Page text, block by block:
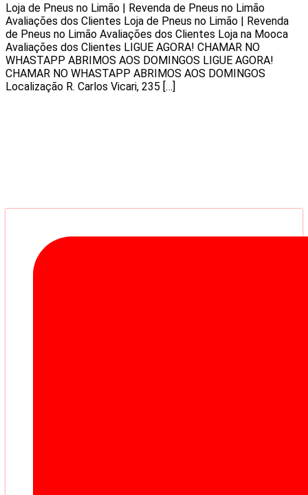
Loja de Pneus no Limão | Revenda de Pneus no Limão
Avaliações dos Clientes Loja de Pneus no Limão | Revenda
de Pneus no Limão Avaliações dos Clientes Loja na Mooca
Avaliações dos Clientes LIGUE AGORA! CHAMAR NO
WHASTAPP ABRIMOS AOS DOMINGOS LIGUE AGORA!
CHAMAR NO WHASTAPP ABRIMOS AOS DOMINGOS
Localização R. Carlos Vicari, 235 […]